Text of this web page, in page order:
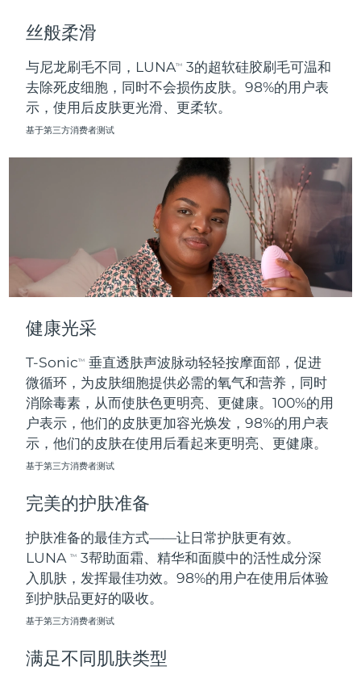
丝般柔滑
与尼龙刷毛不同，LUNATM
3的超软硅胶刷毛可温和
去除死皮细胞，同时不会损伤皮肤。98%的用户表
示，使用后皮肤更光滑、更柔软。
基于第三方消费者测试
健康光采
T-SonicTM
垂直透肤声波脉动轻轻按摩面部，促进
微循环，为皮肤细胞提供必需的氧气和营养，同时
消除毒素，从而使肤色更明亮、更健康。100%的用
户表示，他们的皮肤更加容光焕发，98%的用户表
示，他们的皮肤在使用后看起来更明亮、更健康。
基于第三方消费者测试
完美的护肤准备
护肤准备的最佳方式——让日常护肤更有效。
LUNATM
3帮助面霜、精华和面膜中的活性成分深
入肌肤，发挥最佳功效。98%的用户在使用后体验
到护肤品更好的吸收。
基于第三方消费者测试
满足不同肌肤类型
南非 预计送达日期8/18/26
韩国
预计送达日期 8/10/26
预计送达日期8/10/26
预计送达日期8/10/26
台湾 预计送达日期8/15/26
泰国
土耳其 预计送达日期8/11/26
阿拉伯联合酋长国 预计送达日期8/11/26
英国 预计送达日期8/10/26
美国
乌兹别克斯坦
越南 预计送达日期